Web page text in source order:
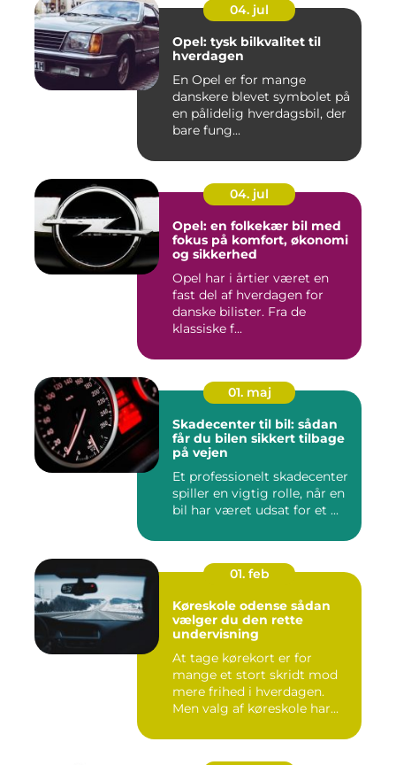
04. jul
Opel: tysk bilkvalitet til
hverdagen
En Opel er for mange
danskere blevet symbolet på
en pålidelig hverdagsbil, der
bare fung...
04. jul
Opel: en folkekær bil med
fokus på komfort, økonomi
og sikkerhed
Opel har i årtier været en
fast del af hverdagen for
danske bilister. Fra de
klassiske f...
01. maj
Skadecenter til bil: sådan
får du bilen sikkert tilbage
på vejen
Et professionelt skadecenter
spiller en vigtig rolle, når en
bil har været udsat for et ...
01. feb
Køreskole odense sådan
vælger du den rette
undervisning
At tage kørekort er for
mange et stort skridt mod
mere frihed i hverdagen.
Men valg af køreskole har...